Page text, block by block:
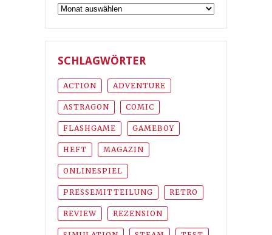
Archiv
SCHLAGWÖRTER
ACTION ADVENTURE
ASTRAGON COMIC
FLASHGAME GAMEBOY
HEFT MAGAZIN
ONLINESPIEL
PRESSEMITTEILUNG RETRO
REVIEW REZENSION